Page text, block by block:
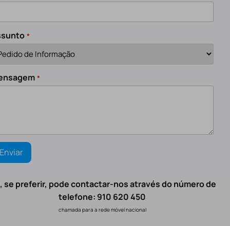
*
*
se preferir, pode contactar-nos através do número de
telefone: 910 620 450
chamada para a rede móvel nacional